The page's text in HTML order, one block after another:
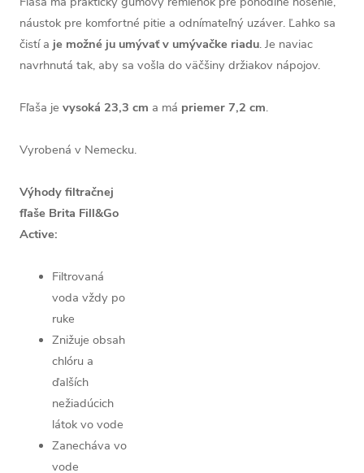
náustok pre komfortné pitie a odnímateľný uzáver. Ľahko sa
čistí a je možné ju umývať v umývačke riadu. Je naviac
navrhnutá tak, aby sa vošla do väčšiny držiakov nápojov.
Fľaša je vysoká 23,3 cm a má priemer 7,2 cm.
Vyrobená v Nemecku.
Výhody filtračnej
fľaše Brita Fill&Go
Active:
Filtrovaná
voda vždy po
ruke
Znižuje obsah
chlóru a
ďalších
nežiadúcich
látok vo vode
Zanecháva vo
vode